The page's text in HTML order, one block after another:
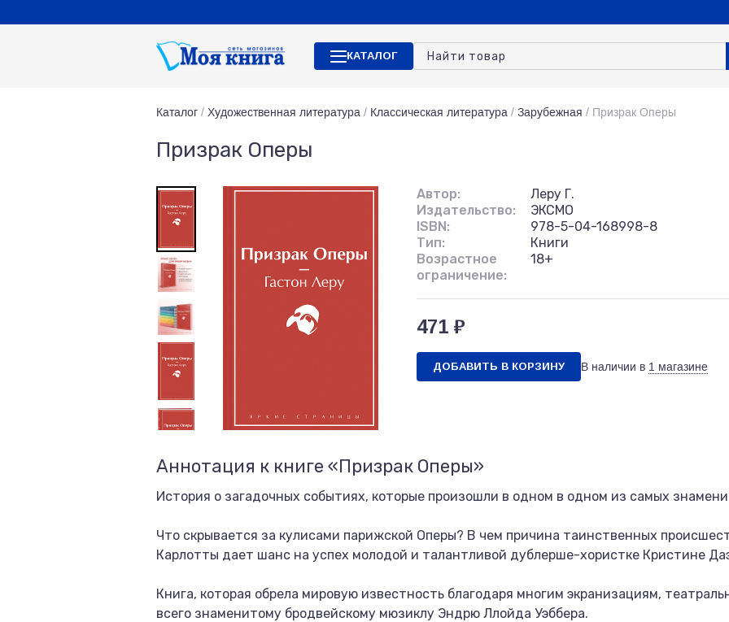
КАТАЛОГ
Каталог / Художественная литература / Классическая литература / Зарубежная / Призрак Оперы
Призрак Оперы
Автор:
Леру Г.
Издательство:
ЭКСМО
ISBN:
978-5-04-168998-8
Тип:
Книги
Возрастное
ограничение:
18+
471 ₽
ДОБАВИТЬ В КОРЗИНУ В наличии в 1 магазине
Аннотация к книге «Призрак Оперы»
История о загадочных событиях, которые произошли в одном в одном из самых
Что скрывается за кулисами парижской Оперы? В чем причина таинственных
Карлотты дает шанс на успех молодой и талантливой дублерше-хористке Кристине
Книга, которая обрела мировую известность благодаря многим экранизациям,
всего знаменитому бродвейскому мюзиклу Эндрю Ллойда Уэббера.